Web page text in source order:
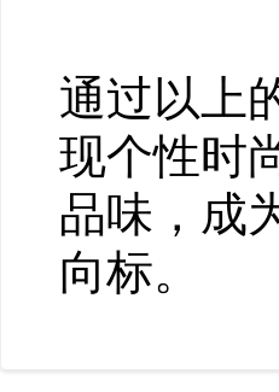
通过以上
现个性时
品味，成
向标。